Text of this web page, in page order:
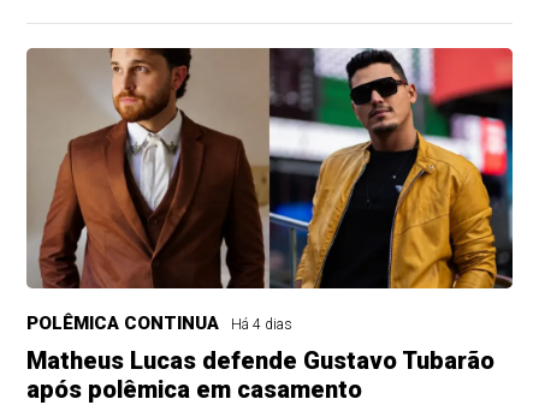
POLÊMICA CONTINUA Há 4 dias
Matheus Lucas defende Gustavo Tubarão
após polêmica em casamento